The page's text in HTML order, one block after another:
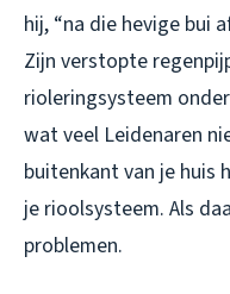
hij, “na die hevige bui
Zijn verstopte
rioleringsysteem
wat veel Leidenaren
buitenkant van je huis
je rioolsysteem. Als
problemen.